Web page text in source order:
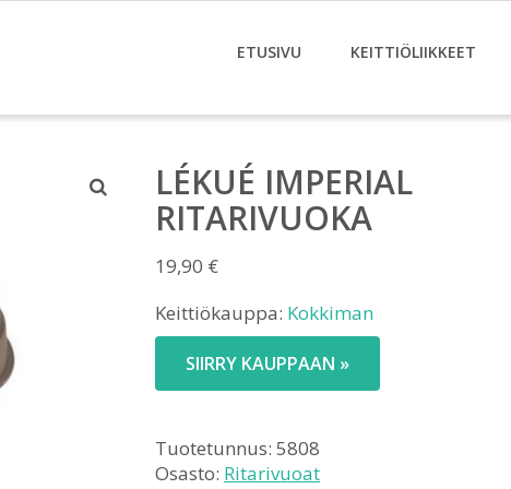
ETUSIVU KEITTIÖLIIKKEET
LÉKUÉ IMPERIAL
RITARIVUOKA
19,90 €
Keittiökauppa: Kokkiman
SIIRRY KAUPPAAN »
Tuotetunnus: 5808
Osasto: Ritarivuoat